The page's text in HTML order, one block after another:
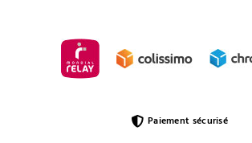
Paiement sécurisé